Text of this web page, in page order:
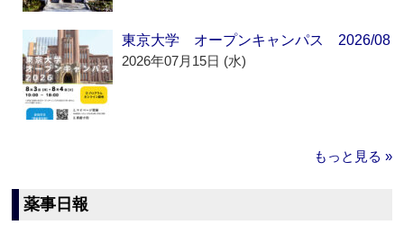
東京大学 オープンキャンパス 2026/08
2026年07月15日 (水)
もっと見る »
薬事日報